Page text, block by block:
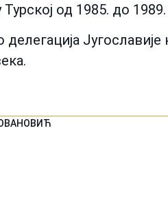
од 1985. до
делегација